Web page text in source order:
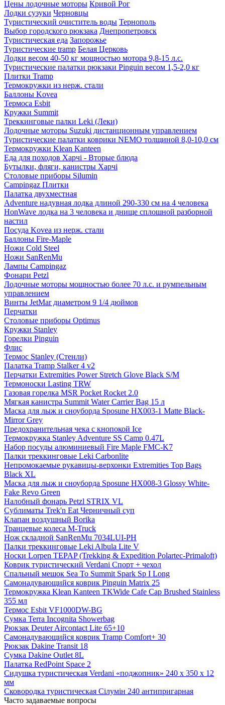
Цены лодочные моторы Кривой Рог
Лодки сузуки Черновцы
Туристический очиститель воды Тернополь
Выбор городского рюкзака Днепропетровск
Туристическая еда Запорожье
Туристические tramp Белая Церковь
Лодки весом 40-50 кг мощностью мотора 9,8-15 л.с.
Туристические палатки рюкзаки Pinguin весом 1,5-2,0 кг
Плитки Tramp
Термокружки из нерж. стали
Баллоны Kovea
Термоса Esbit
Кружки Summit
Треккинговые палки Leki (Леки)
Лодочные моторы Suzuki дистанционным управлением
Туристические палатки коврики NEMO толщиной 8,0-10,0 см
Термокружки Klean Kanteen
Еда для походов Харчі - Вторые блюда
Бутылки, фляги, канистры Харчі
Столовые приборы Silumin
Campingaz Плитки
Палатка двухместная
Adventure надувная лодка длиной 290-330 см на 4 человека
HonWave лодка на 3 человека и днище сплошной разборной
настил
Посуда Kovea из нерж. стали
Баллоны Fire-Maple
Ножи Cold Steel
Ножи SanRenMu
Лампы Campingaz
Фонари Petzl
Лодочные моторы мощностью более 70 л.с. и румпельным
управлением
Винты JetMar диаметром 9 1/4 дюймов
Перчатки
Столовые приборы Optimus
Кружки Stanley
Горелки Pinguin
Флис
Термос Stanley (Стенли)
Палатка Tramp Stalker 4 v2
Перчатки Extremities Power Stretch Glove Black S/M
Термоноски Lasting TRW
Газовая горелка MSR Pocket Rocket 2.0
Мягкая канистра Summit Water Carrier Bag 15 л
Маска для лыж и сноуборда Sposune HX003-1 Matte Black-
Mirror Grey
Предохранительная чека с кнопокой Ice
Термокружка Stanley Adventure SS Camp 0.47L
Набор посуды алюминиевый Fire Maple FMC-K7
Палки треккинговые Leki Carbonlite
Непромокаемые рукавицы-верхонки Extremities Top Bags
Black XL
Маска для лыж и сноуборда Sposune HX008-3 Glossy White-
Fake Revo Green
Налобный фонарь Petzl STRIX VL
Сублиматы Trek'n Eat Черничный суп
Клапан воздушный Borika
Транцевые колеса M-Truck
Нож складной SanRenMu 7034LUI-PH
Палки треккинговые Leki Albula Lite V
Носки Lorpen TEPAP (Trekking & Expedition Polartec-Primaloft)
Коврик туристический Verdani Спорт + чехол
Спальный мешок Sea To Summit Spark Sp I Long
Самонадувающийся коврик Pinguin Matrix 25
Термокружка Klean Kanteen TKWide Cafe Cap Brushed Stainless
355 мл
Термос Esbit VF1000DW-BG
Сумка Terra Incognita Showerbag
Рюкзак Deuter Aircontact Lite 65+10
Самонадувающийся коврик Tramp Comfort+ 30
Рюкзак Dakine Transit 18
Сумка Dakine Outlet 8L
Палатка RedPoint Space 2
Сидушка туристическая Verdani «поджопник» 240 x 350 х 12
мм
Сковородка туристическая Сілумін 240 антипригарная
Часто задаваемые вопросы